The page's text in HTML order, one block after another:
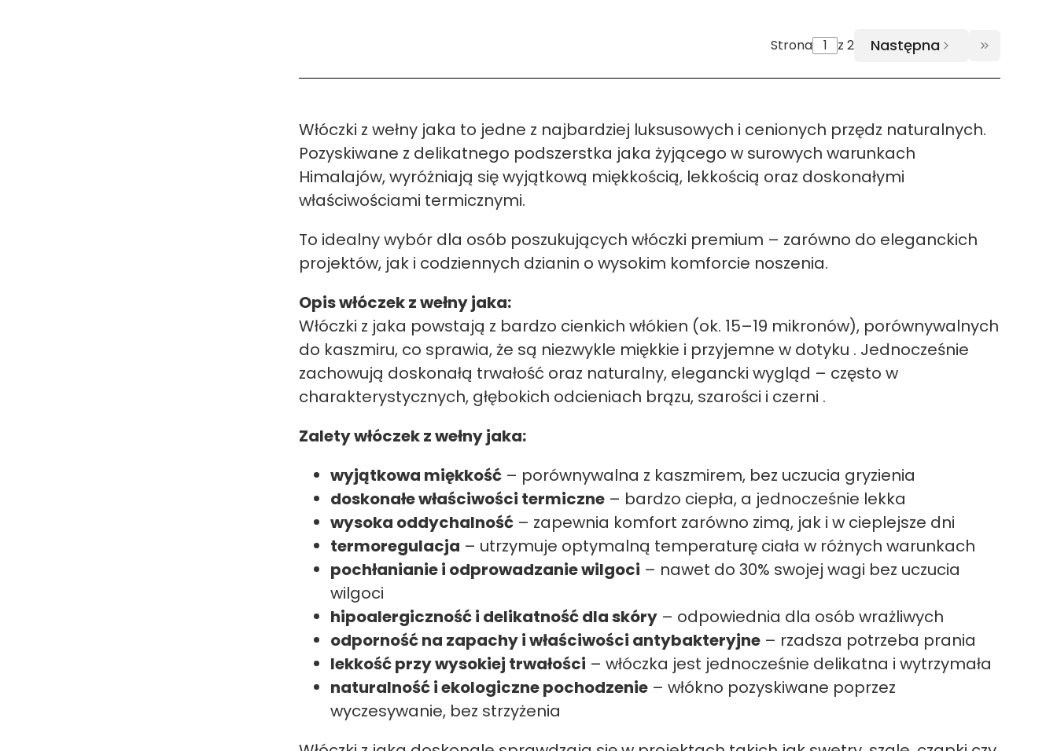
Strona z 2 Następna Przejdź
Włóczki z wełny jaka to jedne z najbardziej luksusowych i cenionych przędz naturalnych.
Pozyskiwane z delikatnego podszerstka jaka żyjącego w surowych warunkach
Himalajów, wyróżniają się wyjątkową miękkością, lekkością oraz doskonałymi
właściwościami termicznymi.
To idealny wybór dla osób poszukujących włóczki premium – zarówno do eleganckich
projektów, jak i codziennych dzianin o wysokim komforcie noszenia.
Opis włóczek z wełny jaka:
Włóczki z jaka powstają z bardzo cienkich włókien (ok. 15–19 mikronów), porównywalnych
do kaszmiru, co sprawia, że są niezwykle miękkie i przyjemne w dotyku . Jednocześnie
zachowują doskonałą trwałość oraz naturalny, elegancki wygląd – często w
charakterystycznych, głębokich odcieniach brązu, szarości i czerni .
Zalety włóczek z wełny jaka:
wyjątkowa miękkość – porównywalna z kaszmirem, bez uczucia gryzienia
doskonałe właściwości termiczne – bardzo ciepła, a jednocześnie lekka
wysoka oddychalność – zapewnia komfort zarówno zimą, jak i w cieplejsze dni
termoregulacja – utrzymuje optymalną temperaturę ciała w różnych warunkach
pochłanianie i odprowadzanie wilgoci – nawet do 30% swojej wagi bez uczucia
wilgoci
hipoalergiczność i delikatność dla skóry – odpowiednia dla osób wrażliwych
odporność na zapachy i właściwości antybakteryjne – rzadsza potrzeba prania
lekkość przy wysokiej trwałości – włóczka jest jednocześnie delikatna i wytrzymała
naturalność i ekologiczne pochodzenie – włókno pozyskiwane poprzez
wyczesywanie, bez strzyżenia